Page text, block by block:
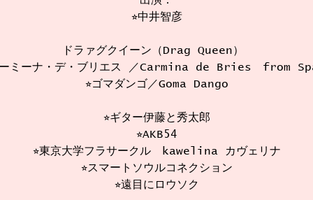
⭐︎中井智彦
ドラァグクイーン（Drag Queen）
ーミーナ・デ・ブリエス ／Carmina de Bries from
⭐︎ゴマダンゴ／Goma Dango
⭐︎ギター伊藤と秀太郎
⭐︎AKB54
⭐︎東京大学フラサークル kawelina カヴェリナ
⭐︎スマートソウルコネクション
⭐︎遠目にロウソク